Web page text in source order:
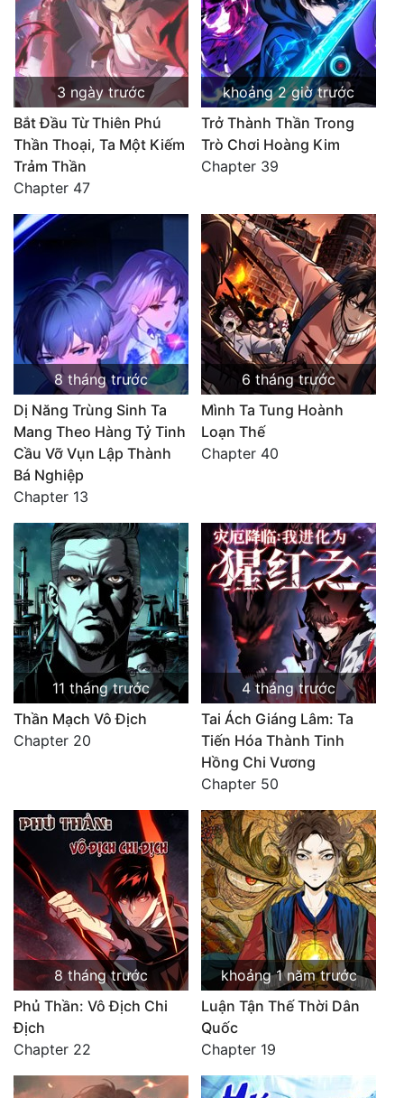
3 ngày trước
Bắt Đầu Từ Thiên Phú
Thần Thoại, Ta Một Kiếm
Trảm Thần
Chapter 47
khoảng 2 giờ trước
Trở Thành Thần Trong
Trò Chơi Hoàng Kim
Chapter 39
8 tháng trước
Dị Năng Trùng Sinh Ta
Mang Theo Hàng Tỷ Tinh
Cầu Vỡ Vụn Lập Thành
Bá Nghiệp
Chapter 13
6 tháng trước
Mình Ta Tung Hoành
Loạn Thế
Chapter 40
11 tháng trước
Thần Mạch Vô Địch
Chapter 20
4 tháng trước
Tai Ách Giáng Lâm: Ta
Tiến Hóa Thành Tinh
Hồng Chi Vương
Chapter 50
8 tháng trước
Phủ Thần: Vô Địch Chi
Địch
Chapter 22
khoảng 1 năm trước
Luận Tận Thế Thời Dân
Quốc
Chapter 19